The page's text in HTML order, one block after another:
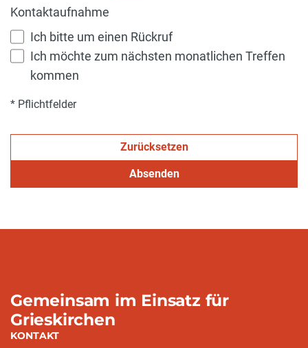
Kontaktaufnahme
Ich bitte um einen Rückruf
Ich möchte zum nächsten monatlichen Treffen
kommen
* Pflichtfelder
Zurücksetzen
Absenden
Gemeinsam im Einsatz für
Grieskirchen
KONTAKT